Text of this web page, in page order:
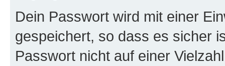
Dein Passwort wird mit einer
gespeichert, so dass es sicher
Passwort nicht auf einer